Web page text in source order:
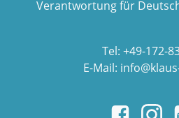
Verantwortung für
Tel: +49-172-
E-Mail: